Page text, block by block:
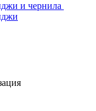
и чернила